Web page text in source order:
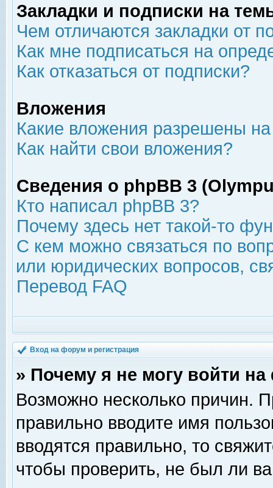
Закладки и подписки на
Чем отличаются закладки от
Как мне подписаться на
Как отказаться от подписки?
Вложения
Какие вложения разрешены
Как найти свои вложения?
Сведения о phpBB 3
Кто написал phpBB 3?
Почему здесь нет такой-то
С кем можно связаться по
или юридических вопросов,
Перевод FAQ
Вход на форум и регистрация
» Почему я не могу войти
Возможно несколько причин.
правильно вводите имя
вводятся правильно, то
чтобы проверить, не был ли